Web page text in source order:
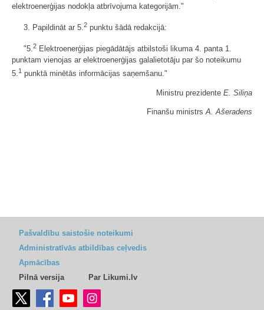
elektroenerģijas nodokļa atbrīvojuma kategorijām."
3. Papildināt ar 5. 2 punktu šādā redakcijā:
"5.2 Elektroenerģijas piegādātājs atbilstoši likuma 4. panta 1.
punktam vienojas ar elektroenerģijas galalietotāju par šo noteikumu
5.1 punktā minētās informācijas saņemšanu."
Ministru prezidente E. Siliņa
Finanšu ministrs A. Ašeradens
Pašvaldību saistošie noteikumi
Administratīvās atbildības ceļvedis
Apmācības
Pilnā versija
Par Likumi.lv